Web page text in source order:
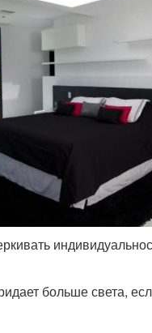
больше света,